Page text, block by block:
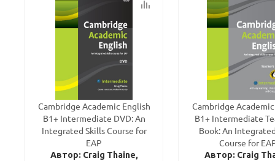
Cambridge Academic English
B1+ Intermediate DVD: An
Integrated Skills Course for
EAP
Автор: Craig Thaine,
Cambridge
B1+ Intermediate
Book: An
Course for
Автор: Craig
политикой
конфидициальности
политикой
конфидициальности